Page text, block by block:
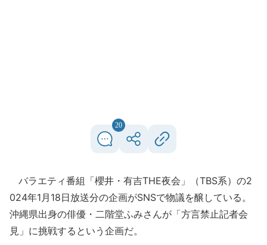
20
バラエティ番組「櫻井・有吉THE夜会」（TBS系）の2
024年1月18日放送分の企画がSNSで物議を醸している。
沖縄県出身の俳優・二階堂ふみさんが「方言禁止記者会
見」に挑戦するという企画だ。